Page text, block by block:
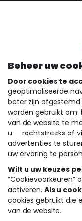
wie zijn we?
hulp nodig
loyalty club
onze catalogus
Algemene verkoop en
Privacybeleid
Beheer uw
Door cookies te
geoptimaliseerde
beter zijn afgestemd
worden gebruikt om:
van de website te
u — rechtstreeks of
advertenties te
uw ervaring te
Wilt u uw keuzes
“Cookievoorkeuren”
activeren. Als u
cookies gebruikt die
van de website.